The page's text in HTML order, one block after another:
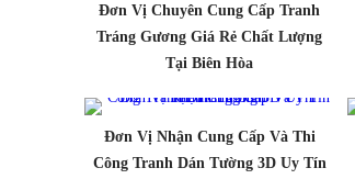
Đơn Vị Chuyên Cung Cấp Tranh
Tráng Gương Giá Rẻ Chất Lượng
Tại Biên Hòa
Đơn Vị Nhận Cung Cấp Và Thi
Công Tranh Dán Tường 3D Uy Tín